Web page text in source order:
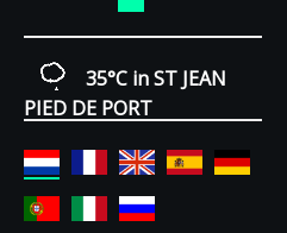
35°C in ST JEAN
PIED DE PORT